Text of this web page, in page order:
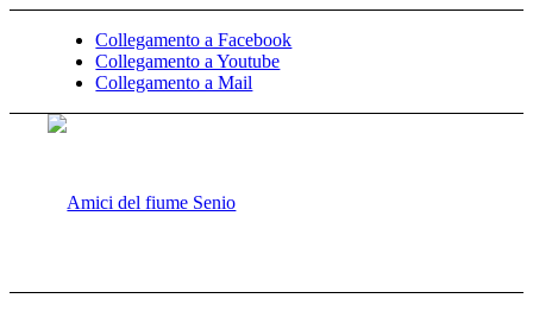
Collegamento a Facebook
Collegamento a Youtube
Collegamento a Mail